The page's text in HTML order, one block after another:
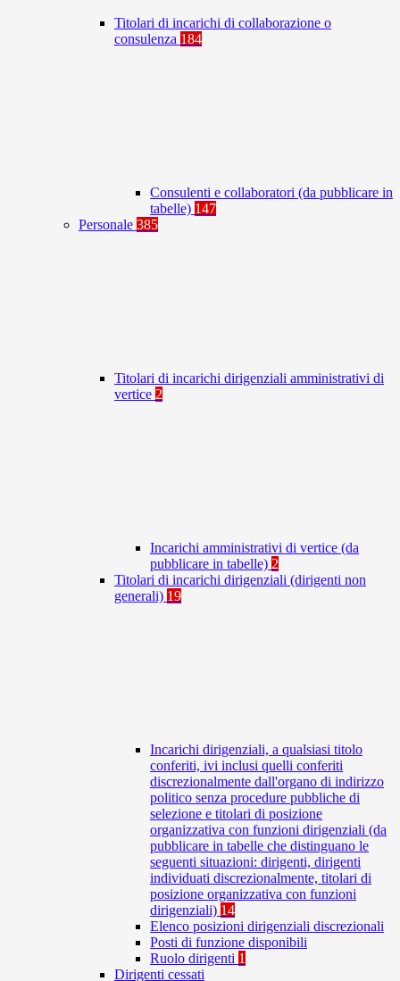
Titolari di incarichi di collaborazione o
consulenza 184
Consulenti e collaboratori (da pubblicare in
tabelle) 147
Personale 385
Titolari di incarichi dirigenziali amministrativi di
vertice 2
Incarichi amministrativi di vertice (da
pubblicare in tabelle) 2
Titolari di incarichi dirigenziali (dirigenti non
generali) 19
Incarichi dirigenziali, a qualsiasi titolo
conferiti, ivi inclusi quelli conferiti
discrezionalmente dall'organo di indirizzo
politico senza procedure pubbliche di
selezione e titolari di posizione
organizzativa con funzioni dirigenziali (da
pubblicare in tabelle che distinguano le
seguenti situazioni: dirigenti, dirigenti
individuati discrezionalmente, titolari di
posizione organizzativa con funzioni
dirigenziali) 14
Elenco posizioni dirigenziali discrezionali
Posti di funzione disponibili
Ruolo dirigenti 1
Dirigenti cessati